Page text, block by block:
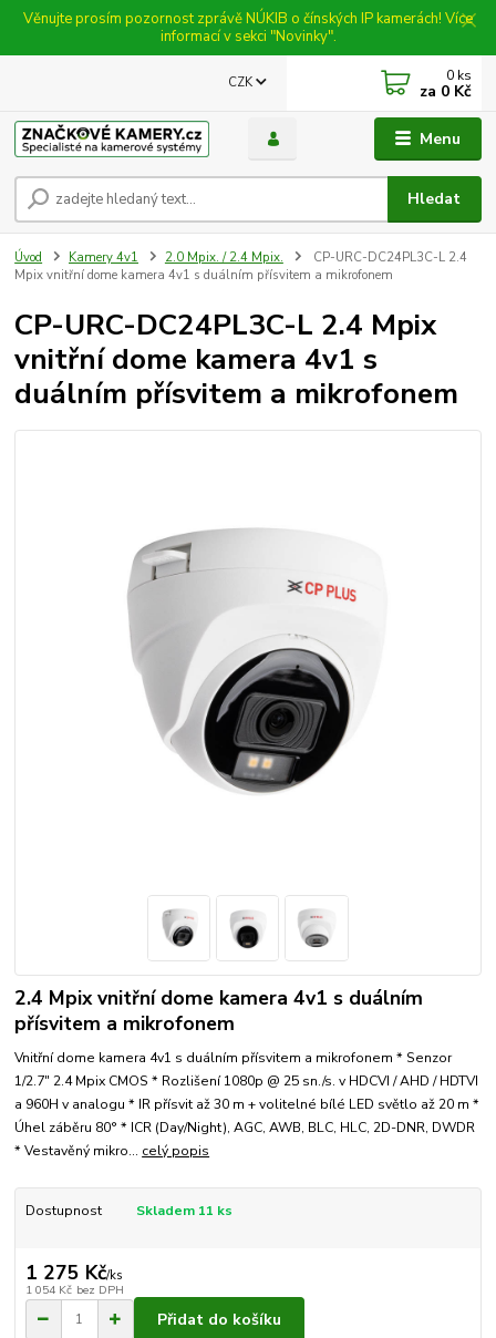
Věnujte prosím pozornost zprávě NÚKIB o čínských IP kamerách! Více
informací v sekci "Novinky".
Menu
CZK
Hledat
0 ks
za 0 Kč
Úvod Kamery 4v1 2.0 Mpix. / 2.4 Mpix.
CP-URC-DC24PL3C-L 2.4
Mpix vnitřní dome kamera 4v1 s duálním přísvitem a mikrofonem
CP-URC-DC24PL3C-L 2.4 Mpix
vnitřní dome kamera 4v1 s
duálním přísvitem a mikrofonem
2.4 Mpix vnitřní dome kamera 4v1 s duálním
přísvitem a mikrofonem
Vnitřní dome kamera 4v1 s duálním přísvitem a mikrofonem * Senzor
1/2.7" 2.4 Mpix CMOS * Rozlišení 1080p @ 25 sn./s. v HDCVI / AHD / HDTVI
a 960H v analogu * IR přísvit až 30 m + volitelné bílé LED světlo až 20 m *
Úhel záběru 80° * ICR (Day/Night), AGC, AWB, BLC, HLC, 2D-DNR, DWDR
* Vestavěný mikro... celý popis
Dostupnost Skladem 11 ks
1 275 Kč/ks
1 054 Kč bez DPH
Přidat do košíku